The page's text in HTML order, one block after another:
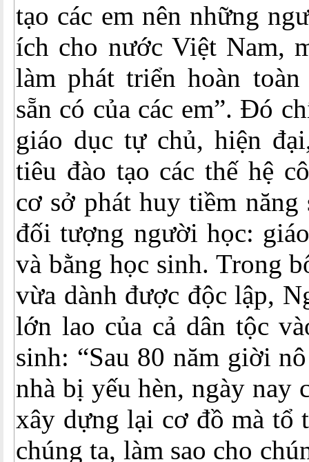
tạo các em nên những
ích cho nước Việt Nam,
làm phát triển hoàn
sẵn có của các em”. Đó
giáo dục tự chủ, hiện
tiêu đào tạo các thế hệ
cơ sở phát huy tiềm năng
đối tượng người học:
và bằng học sinh. Trong
vừa dành được độc lập,
lớn lao của cả dân tộc
sinh: “Sau 80 năm giời
nhà bị yếu hèn, ngày nay
xây dựng lại cơ đồ mà tổ
chúng ta, làm sao cho